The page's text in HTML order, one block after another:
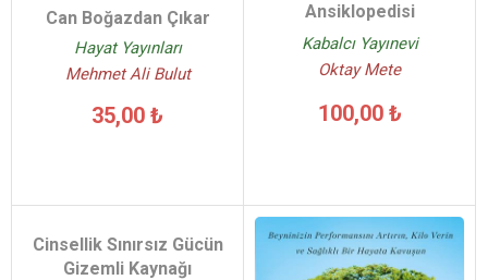
Can Boğazdan Çıkar
Hayat Yayınları
Mehmet Ali Bulut
35,00 ₺
Ansiklopedisi
Kabalcı Yayınevi
Oktay Mete
100,00 ₺
Cinsellik Sınırsız Gücün
Gizemli Kaynağı